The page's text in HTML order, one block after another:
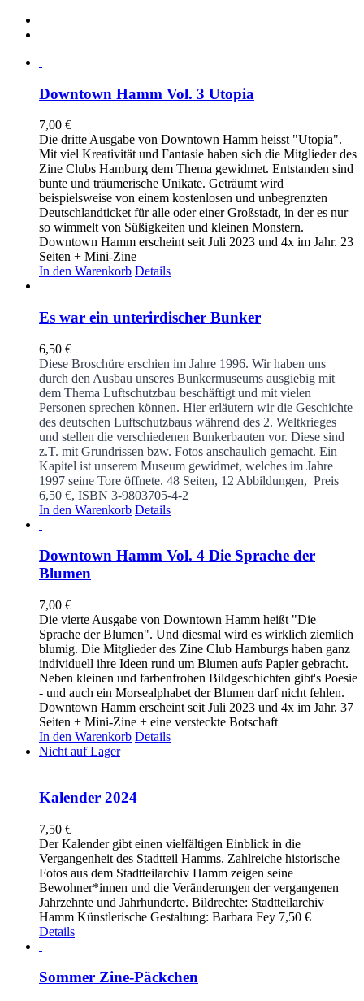
Downtown Hamm Vol. 3 Utopia
7,00 €
Die dritte Ausgabe von Downtown Hamm heisst "Utopia".
Mit viel Kreativität und Fantasie haben sich die Mitglieder des
Zine Clubs Hamburg dem Thema gewidmet. Entstanden sind
bunte und träumerische Unikate. Geträumt wird
beispielsweise von einem kostenlosen und unbegrenzten
Deutschlandticket für alle oder einer Großstadt, in der es nur
so wimmelt von Süßigkeiten und kleinen Monstern.
Downtown Hamm erscheint seit Juli 2023 und 4x im Jahr. 23
Seiten + Mini-Zine
In den Warenkorb Details
Es war ein unterirdischer Bunker
6,50 €
Diese Broschüre erschien im Jahre 1996. Wir haben uns
durch den Ausbau unseres Bunkermuseums ausgiebig mit
dem Thema Luftschutzbau beschäftigt und mit vielen
Personen sprechen können. Hier erläutern wir die Geschichte
des deutschen Luftschutzbaus während des 2. Weltkrieges
und stellen die verschiedenen Bunkerbauten vor. Diese sind
z.T. mit Grundrissen bzw. Fotos anschaulich gemacht. Ein
Kapitel ist unserem Museum gewidmet, welches im Jahre
1997 seine Tore öffnete. 48 Seiten, 12 Abbildungen, Preis
6,50 €, ISBN 3-9803705-4-2
In den Warenkorb Details
Downtown Hamm Vol. 4 Die Sprache der
Blumen
7,00 €
Die vierte Ausgabe von Downtown Hamm heißt "Die
Sprache der Blumen". Und diesmal wird es wirklich ziemlich
blumig. Die Mitglieder des Zine Club Hamburgs haben ganz
individuell ihre Ideen rund um Blumen aufs Papier gebracht.
Neben kleinen und farbenfrohen Bildgeschichten gibt's Poesie
- und auch ein Morsealphabet der Blumen darf nicht fehlen.
Downtown Hamm erscheint seit Juli 2023 und 4x im Jahr. 37
Seiten + Mini-Zine + eine versteckte Botschaft
In den Warenkorb Details
Nicht auf Lager
Kalender 2024
7,50 €
Der Kalender gibt einen vielfältigen Einblick in die
Vergangenheit des Stadtteil Hamms. Zahlreiche historische
Fotos aus dem Stadtteilarchiv Hamm zeigen seine
Bewohner*innen und die Veränderungen der vergangenen
Jahrzehnte und Jahrhunderte. Bildrechte: Stadtteilarchiv
Hamm Künstlerische Gestaltung: Barbara Fey 7,50 €
Details
Sommer Zine-Päckchen